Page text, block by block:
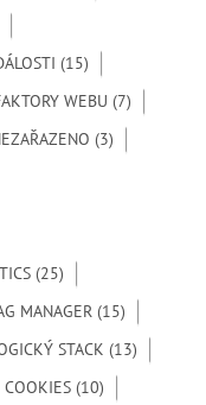
(15)
WEBU (7)
(3)
(25)
MANAGER (15)
STACK (13)
COOKIES (10)